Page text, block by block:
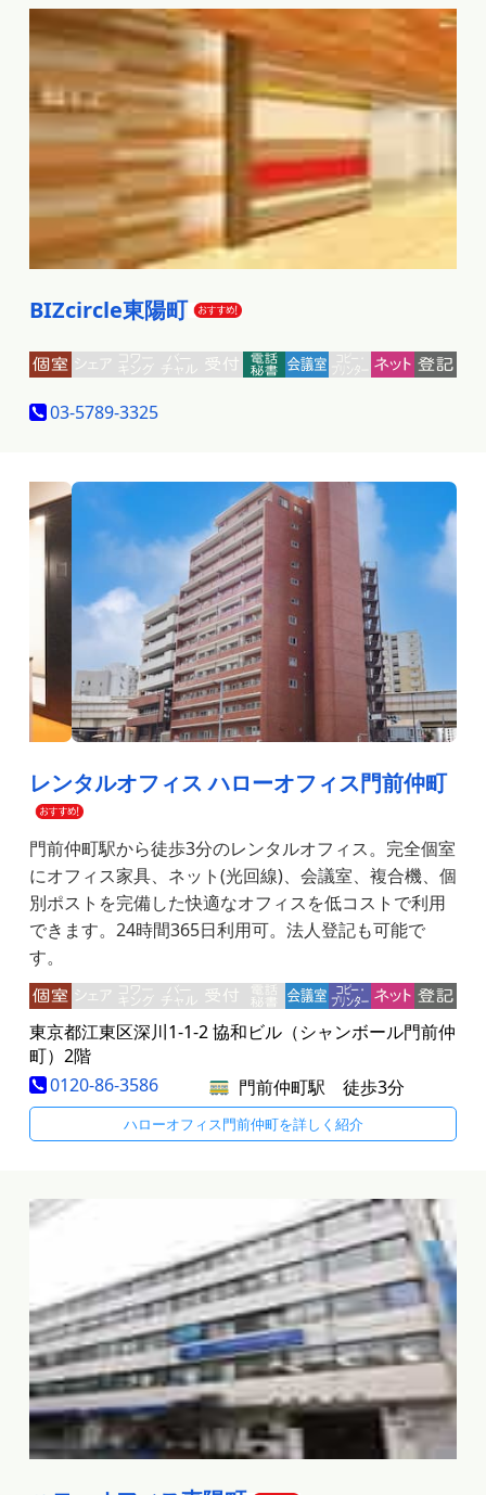
BIZcircle東陽町
03-5789-3325
レンタルオフィス ハローオフィス門前仲町
門前仲町駅から徒歩3分のレンタルオフィス。完全個室
にオフィス家具、ネット(光回線)、会議室、複合機、個
別ポストを完備した快適なオフィスを低コストで利用
できます。24時間365日利用可。法人登記も可能で
す。
東京都江東区深川1-1-2 協和ビル（シャンボール門前仲
町）2階
0120-86-3586
門前仲町駅 徒歩3分
ハローオフィス門前仲町を詳しく紹介